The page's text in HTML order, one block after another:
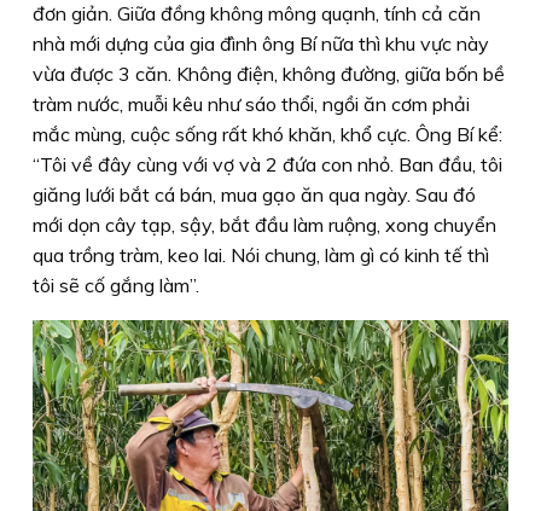
đơn giản. Giữa đồng không mông quạnh, tính cả căn
nhà mới dựng của gia đình ông Bí nữa thì khu vực này
vừa được 3 căn. Không điện, không đường, giữa bốn bề
tràm nước, muỗi kêu như sáo thổi, ngồi ăn cơm phải
mắc mùng, cuộc sống rất khó khăn, khổ cực. Ông Bí kể:
“Tôi về đây cùng với vợ và 2 đứa con nhỏ. Ban đầu, tôi
giăng lưới bắt cá bán, mua gạo ăn qua ngày. Sau đó
mới dọn cây tạp, sậy, bắt đầu làm ruộng, xong chuyển
qua trồng tràm, keo lai. Nói chung, làm gì có kinh tế thì
tôi sẽ cố gắng làm”.